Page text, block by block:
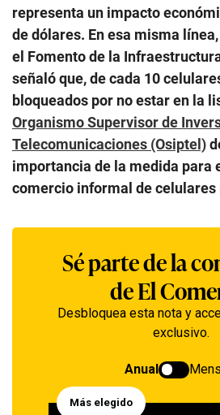
representa un impacto
de dólares. En esa misma
el Fomento de la
señaló que, de cada 10
bloqueados por no estar en la
Organismo Supervisor de
Telecomunicaciones (Osiptel)
importancia de la medida para
comercio informal de celulares